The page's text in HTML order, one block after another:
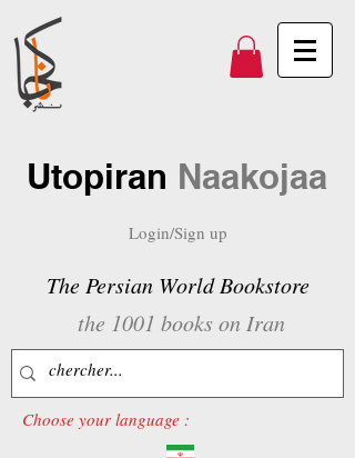
Utopiran Naakojaa
Login/Sign up
The Persian World Bookstore
the 1001 books on Iran
Choose your language :